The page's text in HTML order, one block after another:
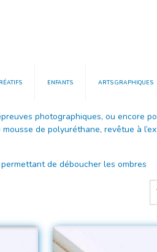
ENFANTS ARTS GRAPHIQUES
photographiques, ou encore
de polyuréthane, revêtue à
de déboucher les ombres